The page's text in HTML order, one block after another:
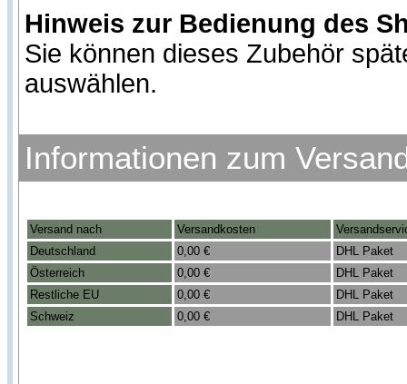
Hinweis zur Bedienung des
Sie können dieses Zubehör
auswählen.
Informationen zum
Versand nach Versandkosten
Deutschland
0,00 €
DHL Paket
Österreich
0,00 €
DHL Paket
Restliche EU
0,00 €
DHL Paket
Schweiz
0,00 € DHL Paket